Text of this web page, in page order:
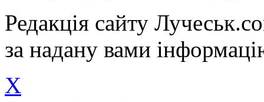
Редакція сайту
за надану вами
X